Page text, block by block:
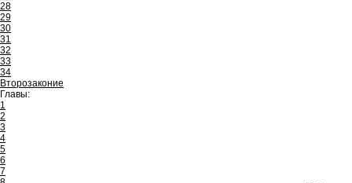
28
29
30
31
32
33
34
Второзаконие
Главы:
1
2
3
4
5
6
7